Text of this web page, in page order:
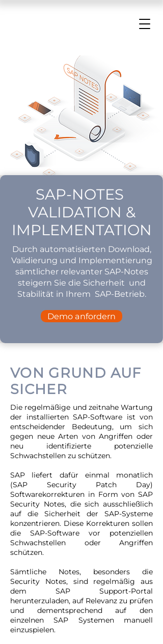
SAP-NOTES
VALIDATION &
IMPLEMENTATION
Durch automatisierten Download,
Validierung und Implementierung
sämtlicher relevanter SAP-Notes
steigern Sie die Sicherheit und
Stabilität in Ihrem SAP-Betrieb.
Demo anfordern
VON GRUND AUF
SICHER
Die regelmäßige und zeitnahe Wartung
der installierten SAP-Software ist von
entscheidender Bedeutung, um sich
gegen neue Arten von Angriffen oder
neu identifizierte potenzielle
Schwachstellen zu schützen.
SAP liefert dafür einmal monatlich
(SAP Security Patch Day)
Softwarekorrekturen in Form von SAP
Security Notes, die sich ausschließlich
auf die Sicherheit der SAP-Systeme
konzentrieren. Diese Korrekturen sollen
die SAP-Software vor potenziellen
Schwachstellen oder Angriffen
schützen.
Sämtliche Notes, besonders die
Security Notes, sind regelmäßig aus
dem SAP Support-Portal
herunterzuladen, auf Relevanz zu prüfen
und dementsprechend auf den
einzelnen SAP Systemen manuell
einzuspielen.